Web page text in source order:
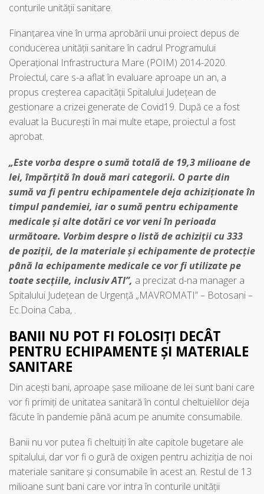
conturile unităţii sanitare.
Finanţarea vine în urma aprobării unui proiect depus de
conducerea unităţii sanitare în cadrul Programului
Operaţional Infrastructura Mare (POIM) 2014-2020.
Proiectul, care s-a aflat în evaluare aproape un an, a
propus creşterea capacităţii Spitalului Judeţean de
gestionare a crizei generate de Covid19. După ce a fost
evaluat la Bucureşti în mai multe etape, proiectul a fost
aprobat.
„Este vorba despre o sumă totală de 19,3 milioane de
lei, împărţită în două mari categorii. O parte din
sumă va fi pentru echipamentele deja achiziţionate în
timpul pandemiei, iar o sumă pentru echipamente
medicale şi alte dotări ce vor veni în perioada
următoare. Vorbim despre o listă de achiziţii cu 333
de poziţii, de la materiale şi echipamente de protecţie
până la echipamente medicale ce vor fi utilizate pe
toate secţiile, inclusiv ATI”, a precizat d-na manager a
Spitalului Judeţean de Urgenţă „MAVROMATI” – Botosani –
Ec.Doina Caba, .
BANII NU POT FI FOLOSIŢI DECÂT
PENTRU ECHIPAMENTE ŞI MATERIALE
SANITARE
Din aceşti bani, aproape şase milioane de lei sunt bani care
vor fi primiţi de unitatea sanitară în contul cheltuielilor deja
făcute în pandemie până acum pe anumite consumabile.
Banii nu vor putea fi cheltuiţi în alte capitole bugetare ale
spitalului, dar vor fi o gură de oxigen pentru achiziţia de noi
materiale sanitare şi consumabile în acest an. Restul de 13
milioane sunt bani care vor intra în conturile unităţii